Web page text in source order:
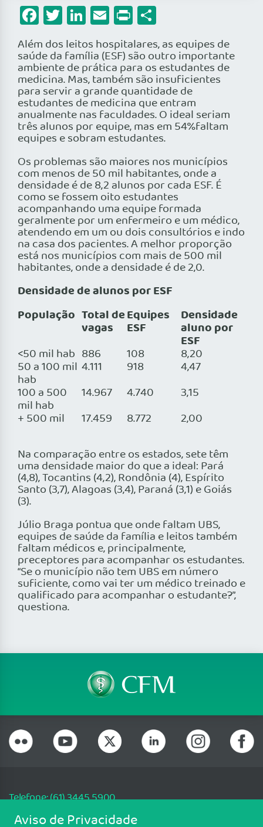
Facebook
Twitter
LinkedIn
Email
Print
Além dos leitos hospitalares, as equipes de
saúde da família (ESF) são outro importante
ambiente de prática para os estudantes de
medicina. Mas, também são insuficientes
para servir a grande quantidade de
estudantes de medicina que entram
anualmente nas faculdades. O ideal seriam
três alunos por equipe, mas em 54%faltam
equipes e sobram estudantes.
Os problemas são maiores nos municípios
com menos de 50 mil habitantes, onde a
densidade é de 8,2 alunos por cada ESF. É
como se fossem oito estudantes
acompanhando uma equipe formada
geralmente por um enfermeiro e um médico,
atendendo em um ou dois consultórios e indo
na casa dos pacientes. A melhor proporção
está nos municípios com mais de 500 mil
habitantes, onde a densidade é de 2,0.
Densidade de alunos por ESF
População Total de
vagas
Equipes
ESF
Densidade
aluno por
ESF
<50 mil hab 886 108 8,20
50 a 100 mil
hab
4.111 918
4,47
100 a 500
mil hab
14.967 4.740
3,15
+ 500 mil
17.459 8.772 2,00
Na comparação entre os estados, sete têm
uma densidade maior do que a ideal: Pará
(4,8), Tocantins (4,2), Rondônia (4), Espírito
Santo (3,7), Alagoas (3,4), Paraná (3,1) e Goiás
(3).
Júlio Braga pontua que onde faltam UBS,
equipes de saúde da família e leitos também
faltam médicos e, principalmente,
preceptores para acompanhar os estudantes.
“Se o município não tem UBS em número
suficiente, como vai ter um médico treinado e
qualificado para acompanhar o estudante?”,
questiona.
Telefone: (61) 3445 5900
Email: cfm@portalmedico.org.br
Aviso de Privacidade